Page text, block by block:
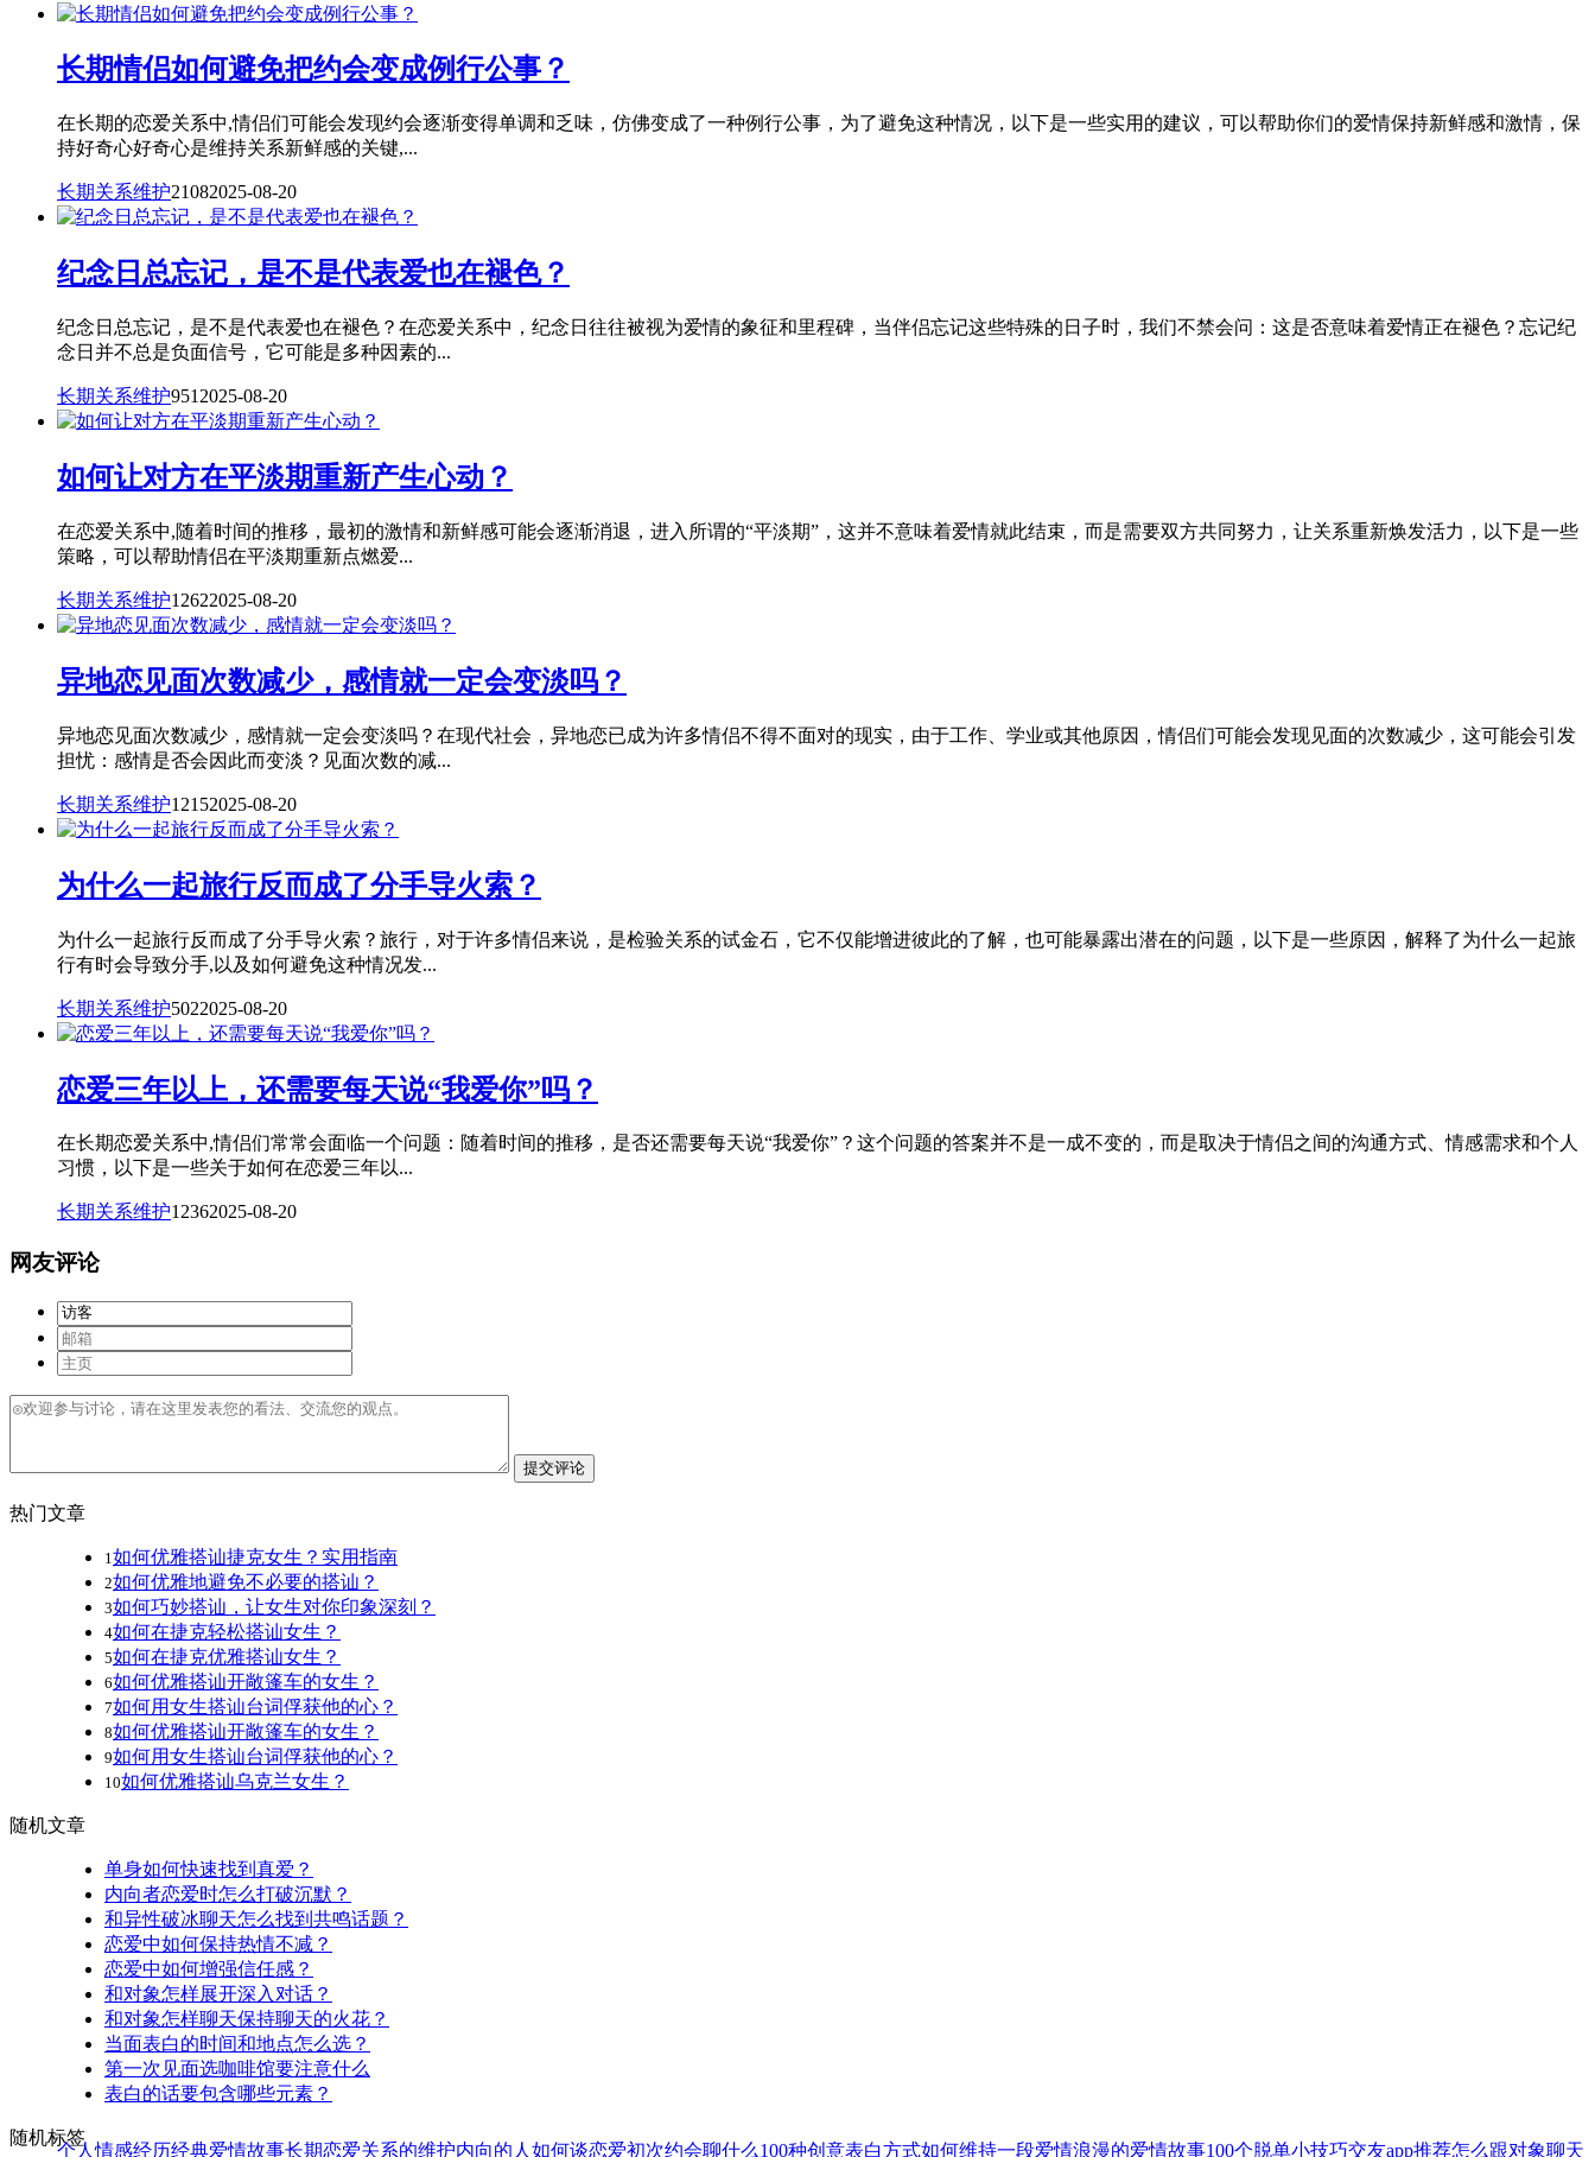
长期情侣如何避免把约会变成例行公事？
在长期的恋爱关系中,情侣们可能会发现约会逐渐变得单调和乏味，仿佛变成了一种例行公事，为了避免这种情况，以下是一些实用的建议，可以帮助你们的爱情保持新鲜感和激情，保
持好奇心好奇心是维持关系新鲜感的关键,...
长期关系维护21082025-08-20
纪念日总忘记，是不是代表爱也在褪色？
纪念日总忘记，是不是代表爱也在褪色？在恋爱关系中，纪念日往往被视为爱情的象征和里程碑，当伴侣忘记这些特殊的日子时，我们不禁会问：这是否意味着爱情正在褪色？忘记纪
念日并不总是负面信号，它可能是多种因素的...
长期关系维护951 2025-08-20
如何让对方在平淡期重新产生心动？
在恋爱关系中,随着时间的推移，最初的激情和新鲜感可能会逐渐消退，进入所谓的“平淡期”，这并不意味着爱情就此结束，而是需要双方共同努力，让关系重新焕发活力，以下是一些
策略，可以帮助情侣在平淡期重新点燃爱...
长期关系维护12622025-08-20
异地恋见面次数减少，感情就一定会变淡吗？
异地恋见面次数减少，感情就一定会变淡吗？在现代社会，异地恋已成为许多情侣不得不面对的现实，由于工作、学业或其他原因，情侣们可能会发现见面的次数减少，这可能会引发
担忧：感情是否会因此而变淡？见面次数的减...
长期关系维护12152025-08-20
为什么一起旅行反而成了分手导火索？
为什么一起旅行反而成了分手导火索？旅行，对于许多情侣来说，是检验关系的试金石，它不仅能增进彼此的了解，也可能暴露出潜在的问题，以下是一些原因，解释了为什么一起旅
行有时会导致分手,以及如何避免这种情况发...
长期关系维护5022025-08-20
恋爱三年以上，还需要每天说“我爱你”吗？
在长期恋爱关系中,情侣们常常会面临一个问题：随着时间的推移，是否还需要每天说“我爱你”？这个问题的答案并不是一成不变的，而是取决于情侣之间的沟通方式、情感需求和个人
习惯，以下是一些关于如何在恋爱三年以...
长期关系维护12362025-08-20
网友评论
提交评论
热门文章
1 如何优雅搭讪捷克女生？实用指南
2如何优雅地避免不必要的搭讪？
3如何巧妙搭讪，让女生对你印象深刻？
4如何在捷克轻松搭讪女生？
5如何在捷克优雅搭讪女生？
6如何优雅搭讪开敞篷车的女生？
7如何用女生搭讪台词俘获他的心？
8如何优雅搭讪开敞篷车的女生？
9如何用女生搭讪台词俘获他的心？
10如何优雅搭讪乌克兰女生？
随机文章
单身如何快速找到真爱？
内向者恋爱时怎么打破沉默？
和异性破冰聊天怎么找到共鸣话题？
恋爱中如何保持热情不减？
恋爱中如何增强信任感？
和对象怎样展开深入对话？
和对象怎样聊天保持聊天的火花？
当面表白的时间和地点怎么选？
第一次见面选咖啡馆要注意什么
表白的话要包含哪些元素？
随机标签
个人情感经历经典爱情故事长期恋爱关系的维护内向的人如何谈恋爱初次约会聊什么100种创意表白方式如何维持一段爱情浪漫的爱情故事100个脱单小技巧交友app推荐怎么跟对象聊天